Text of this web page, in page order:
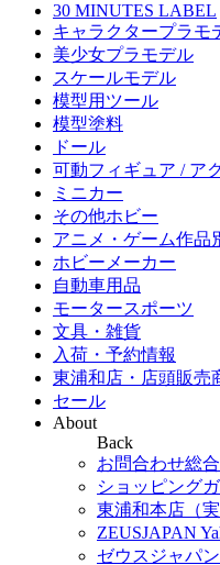
30 MINUTES LABEL
キャラクタープラモ
美少女プラモデル
スケールモデル
模型用ツール
模型塗料
ドール
可動フィギュア / ア
ミニカー
その他ホビー
アニメ・ゲーム作品
ホビーメーカー
自動車用品
モータースポーツ
文具・雑貨
入荷・予約情報
東浦和店・店頭販売
セール
About
Back
お問合わせ総
ショッピング
東浦和本店（実
ZEUSJAPAN
ゼウスジャパ